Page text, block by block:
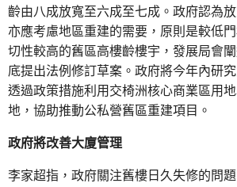
齡由八成放寬至六成至七成。政府認為
亦應考慮地區重建的需要，原則是較低
切性較高的舊區高樓齡樓宇，發展局會
底提出法例修訂草案。政府將今年內研
透過政策措施利用交椅洲核心商業區用
地，協助推動公私營舊區重建項目。
政府將改善大廈管理
李家超指，政府關注舊樓日久失修的問